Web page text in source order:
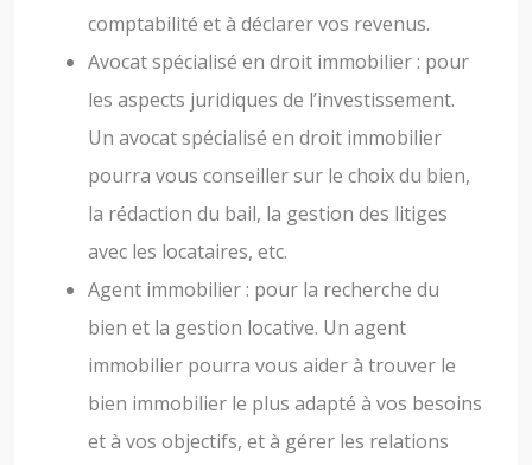
comptabilité et à déclarer vos revenus.
Avocat spécialisé en droit immobilier : pour
les aspects juridiques de l’investissement.
Un avocat spécialisé en droit immobilier
pourra vous conseiller sur le choix du bien,
la rédaction du bail, la gestion des litiges
avec les locataires, etc.
Agent immobilier : pour la recherche du
bien et la gestion locative. Un agent
immobilier pourra vous aider à trouver le
bien immobilier le plus adapté à vos besoins
et à vos objectifs, et à gérer les relations